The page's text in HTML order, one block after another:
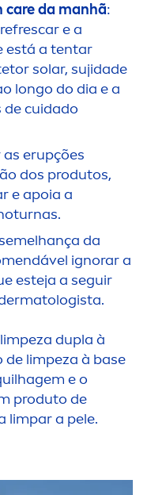
careda manhã:
e a
está a tentar
solar, sujidade
longo do dia e a
cuidado
erupções
dos produtos,
e apoia a
da
mendável ignorar a
esteja a seguir
dupla à
limpeza à base
e o
produto de
limpar a pele.